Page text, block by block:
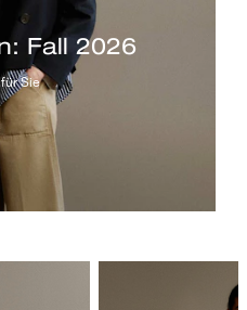
Fall 2026
Sie